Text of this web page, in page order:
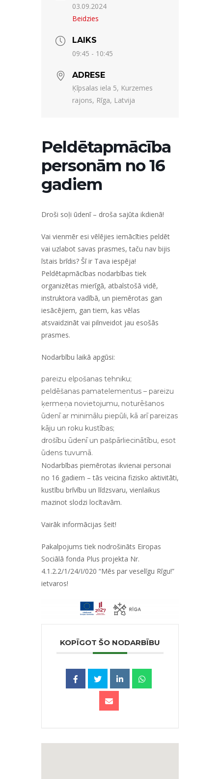
03.09.2024
Beidzies
LAIKS
09:45 - 10:45
ADRESE
Ķīpsalas iela 5, Kurzemes
rajons, Rīga, Latvija
Peldētapmācība
personām no 16
gadiem
Droši soļi ūdenī – droša sajūta ikdienā!
Vai vienmēr esi vēlējies iemācīties peldēt
vai uzlabot savas prasmes, taču nav bijis
īstais brīdis? Šī ir Tava iespēja!
Peldētapmācības nodarbības tiek
organizētas mierīgā, atbalstošā vidē,
instruktora vadībā, un piemērotas gan
iesācējiem, gan tiem, kas vēlas
atsvaidzināt vai pilnveidot jau esošās
prasmes.
Nodarbību laikā apgūsi:
pareizu elpošanas tehniku;
peldēšanas pamatelementus – pareizu
ķermeņa novietojumu, noturēšanos
ūdenī ar minimālu piepūli, kā arī pareizas
kāju un roku kustības;
drošību ūdenī un pašpārliecinātību, esot
ūdens tuvumā.
Nodarbības piemērotas ikvienai personai
no 16 gadiem – tās veicina fizisko aktivitāti,
kustību brīvību un līdzsvaru, vienlaikus
mazinot slodzi locītavām.
Vairāk informācijas šeit!
Pakalpojums tiek nodrošināts Eiropas
Sociālā fonda Plus projekta Nr.
4.1.2.2/1/24/I/020 “Mēs par veselīgu Rīgu!”
ietvaros!
KOPĪGOT ŠO NODARBĪBU